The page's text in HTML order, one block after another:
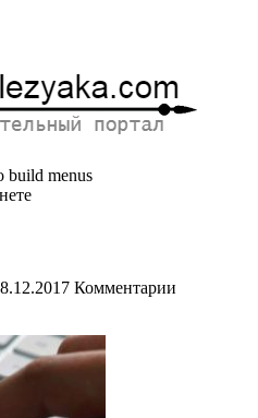
build menus
Комментарии